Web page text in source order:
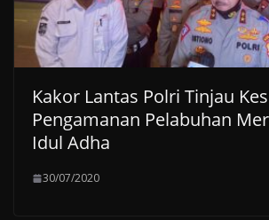
Kakor Lantas Polri Tinjau
Pengamanan Pelabuhan
Idul Adha
30/07/2020